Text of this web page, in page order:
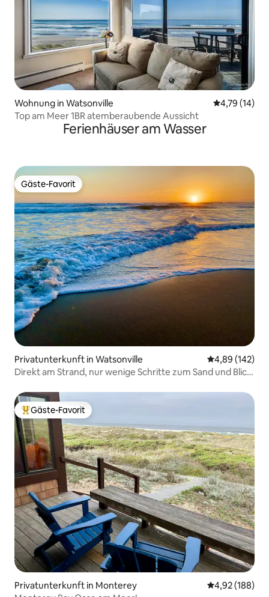
Wohnung in Watsonville
4,79 (14)
Top am Meer 1BR atemberaubende Aussicht
Ferienhäuser am Wasser
Gäste-Favorit
Gäste-Favorit
Privatunterkunft in Watsonville
4,89 (142)
Direkt am Strand, nur wenige Schritte zum Sand und Blick
Beliebter Gäste-Favorit.
Gäste-Favorit
Privatunterkunft in Monterey
4,92 (188)